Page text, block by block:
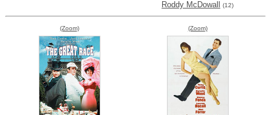
Roddy McDowall (12)
(Zoom) (Zoom)